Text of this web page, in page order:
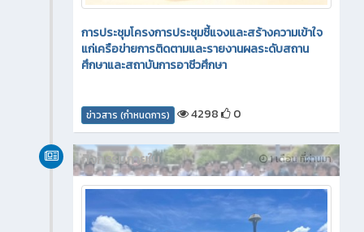
การประชุมโครงการประชุมชี้แจงและสร้างความเข้าใจ
แก่เครือข่ายการติดตามและรายงานผลระดับสถาน
ศึกษาและสถาบันการอาชีวศึกษา
ข่าวสาร (กำหนดการ) 4298 0
1 เดือน ที่ผ่านมา
กิจกรรมภายใน